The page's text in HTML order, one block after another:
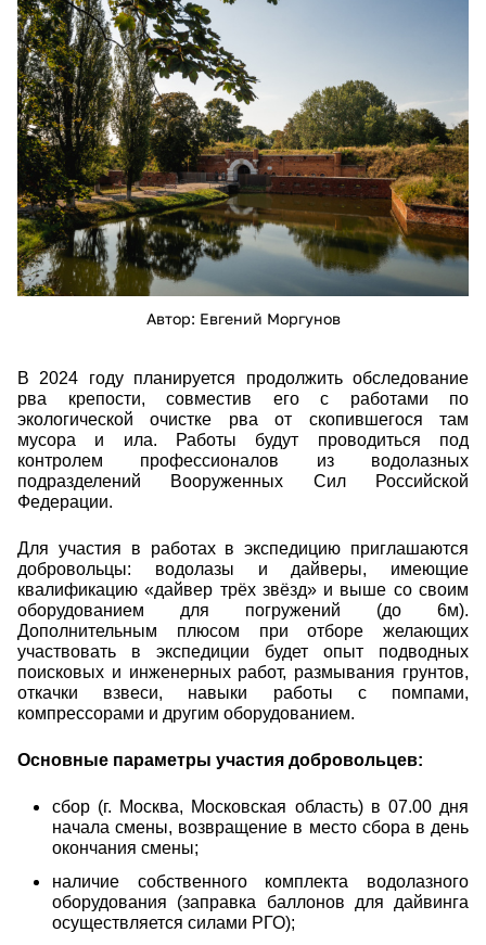
18468.jpg
Автор: Евгений Моргунов
В 2024 году планируется продолжить обследование
рва крепости, совместив его с работами по
экологической очистке рва от скопившегося там
мусора и ила. Работы будут проводиться под
контролем профессионалов из водолазных
подразделений Вооруженных Сил Российской
Федерации.
Для участия в работах в экспедицию приглашаются
добровольцы: водолазы и дайверы, имеющие
квалификацию «дайвер трёх звёзд» и выше со своим
оборудованием для погружений (до 6м).
Дополнительным плюсом при отборе желающих
участвовать в экспедиции будет опыт подводных
поисковых и инженерных работ, размывания грунтов,
откачки взвеси, навыки работы с помпами,
компрессорами и другим оборудованием.
Основные параметры участия добровольцев:
сбор (г. Москва, Московская область) в 07.00 дня
начала смены, возвращение в место сбора в день
окончания смены;
наличие собственного комплекта водолазного
оборудования (заправка баллонов для дайвинга
осуществляется силами РГО);